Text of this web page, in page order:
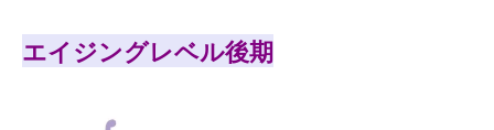
エイジングレベル後期